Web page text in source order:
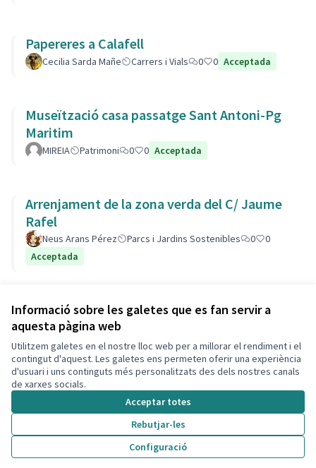
Informació sobre les galetes que es fan servir a
aquesta pàgina web
Utilitzem galetes en el nostre lloc web per a millorar el rendiment i el
contingut d'aquest. Les galetes ens permeten oferir una experiència
d'usuari i uns continguts més personalitzats des dels nostres canals
de xarxes socials.
Acceptar totes
Rebutjar-les
Configuració
Papereres a Calafell
Cecilia Sarda Mañe Carrers i Vials 0 0 Acceptada
Museïtzació casa passatge Sant Antoni-Pg
Maritim
MIREIA Patrimoni 0 0 Acceptada
Arrenjament de la zona verda del C/ Jaume
Rafel
Neus Arans Pérez Parcs i Jardins Sostenibles 0
0
Acceptada
Veure totes les propostes retirades
Termes i condicions d'ús
Configuració de les galetes
Decidim Calafell a X
(Enllaç extern)
Decidim Calafell a Facebook
Decidim Calafell a YouTube
Decidim Calafell a GitHub
(Enllaç extern)
Web creada ambprogramari lliure .
Amb
(Enllaç